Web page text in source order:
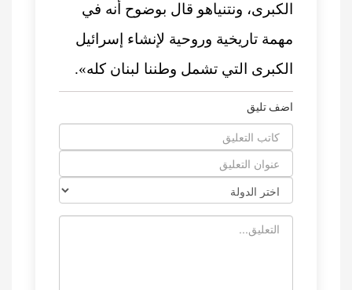
الكبرى، ونتنياهو قال بوضوح أنه في
مهمة تاريخية وروحية لإنشاء إسرائيل
الكبرى التي تشمل وطننا لبنان كله».
اضف تليق